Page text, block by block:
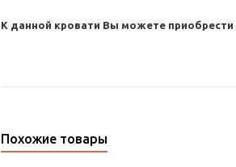
К данной кровати Вы можете приобрести
Похожие товары